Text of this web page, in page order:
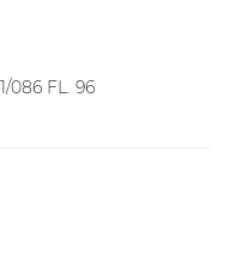
086 FL. 96